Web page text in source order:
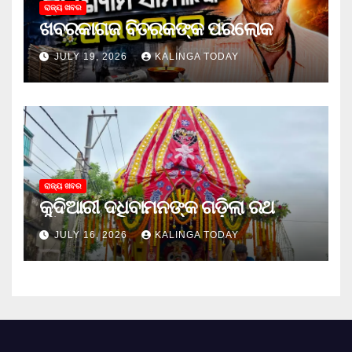
ରାଜ୍ୟ ଖବର
ଖବରକାଗଜ ବିତରକଙ୍କ ପରଲୋକ
JULY 19, 2026 KALINGA TODAY
ରାଜ୍ୟ ଖବର
କୁଦିଆରୀ ଦଧିବାମନଙ୍କ ଗଡ଼ିଲା ରଥ
JULY 16, 2026 KALINGA TODAY